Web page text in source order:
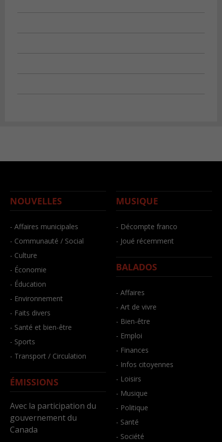
NOUVELLES
- Affaires municipales
- Communauté / Social
- Culture
- Économie
- Éducation
- Environnement
- Faits divers
- Santé et bien-être
- Sports
- Transport / Circulation
ÉMISSIONS
Avec la participation du
gouvernement du
Canada
MUSIQUE
- Décompte franco
- Joué récemment
BALADOS
- Affaires
- Art de vivre
- Bien-être
- Emploi
- Finances
- Infos citoyennes
- Loisirs
- Musique
- Politique
- Santé
- Société